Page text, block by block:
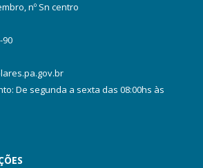
nº Sn centro
90
De segunda a sexta das 08:00hs às